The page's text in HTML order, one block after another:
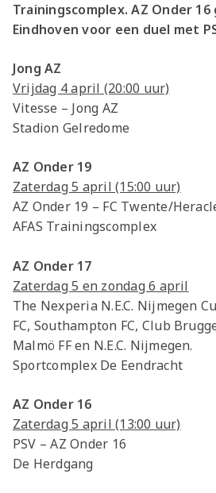
Trainingscomplex. AZ Onder 16
Eindhoven voor een duel met
Jong AZ
Vrijdag 4 april (20:00 uur)
Vitesse – Jong AZ
Stadion Gelredome
AZ Onder 19
Zaterdag 5 april (15:00 uur)
AZ Onder 19 – FC Twente/
AFAS Trainingscomplex
AZ Onder 17
Zaterdag 5 en zondag 6 april
The Nexperia N.E.C. Nijmegen
FC, Southampton FC, Club
Malmö FF en N.E.C. Nijmegen.
Sportcomplex De Eendracht
AZ Onder 16
Zaterdag 5 april (13:00 uur)
PSV – AZ Onder 16
De Herdgang